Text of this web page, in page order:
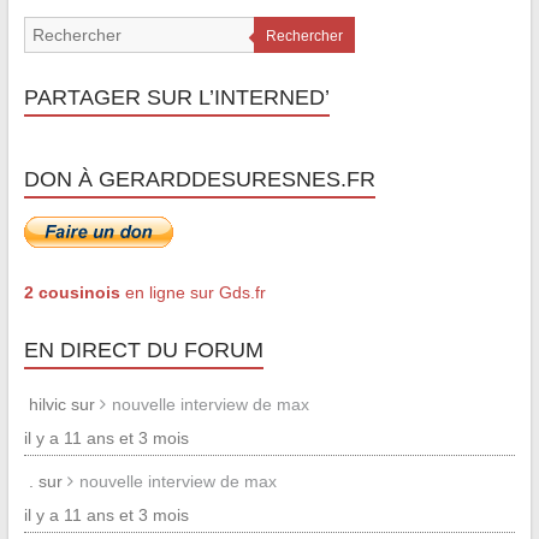
Rechercher
PARTAGER SUR L’INTERNED’
DON À GERARDDESURESNES.FR
2 cousinois en ligne sur Gds.fr
EN DIRECT DU FORUM
hilvic sur
nouvelle interview de max
il y a 11 ans et 3 mois
. sur
nouvelle interview de max
il y a 11 ans et 3 mois